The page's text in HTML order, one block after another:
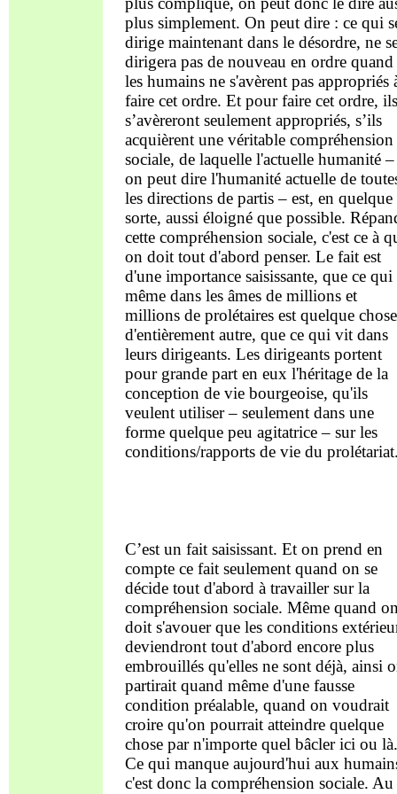
plus simplement. On peut dire : ce qui
dirige maintenant dans le désordre, ne
dirigera pas de nouveau en ordre quand
les humains ne s'avèrent pas appropriés
faire cet ordre. Et pour faire cet ordre, ils
s’avèreront seulement appropriés, s’ils
acquièrent une véritable compréhension
sociale, de laquelle l'actuelle humanité –
on peut dire l'humanité actuelle de
les directions de partis – est, en quelque
sorte, aussi éloigné que possible.
cette compréhension sociale, c'est ce à
on doit tout d'abord penser. Le fait est
d'une importance saisissante, que ce
même dans les âmes de millions et
millions de prolétaires est quelque chose
d'entièrement autre, que ce qui vit dans
leurs dirigeants. Les dirigeants portent
pour grande part en eux l'héritage de la
conception de vie bourgeoise, qu'ils
veulent utiliser – seulement dans une
forme quelque peu agitatrice – sur les
conditions/rapports de vie du
C’est un fait saisissant. Et on prend en
compte ce fait seulement quand on se
décide tout d'abord à travailler sur la
compréhension sociale. Même quand
doit s'avouer que les conditions
deviendront tout d'abord encore plus
embrouillés qu'elles ne sont déjà, ainsi
partirait quand même d'une fausse
condition préalable, quand on voudrait
croire qu'on pourrait atteindre quelque
chose par n'importe quel bâcler ici ou là.
Ce qui manque aujourd'hui aux
c'est donc la compréhension sociale. Au